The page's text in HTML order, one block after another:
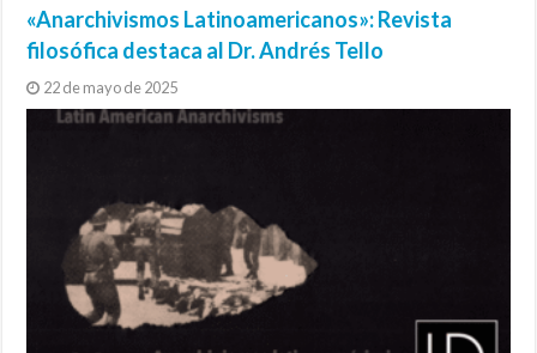
«Anarchivismos Latinoamericanos»: Revista
filosófica destaca al Dr. Andrés Tello
22 de mayo de 2025